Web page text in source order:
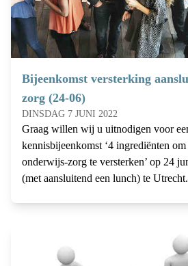
Bijeenkomst versterking
zorg (24-06)
DINSDAG 7 JUNI 2022
Graag willen wij u uitnodigen voor
kennisbijeenkomst ‘4 ingrediënten
onderwijs-zorg te versterken’ op 24
(met aansluitend een lunch) te Utrecht.